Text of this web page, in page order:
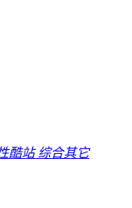
酷站 综合其它